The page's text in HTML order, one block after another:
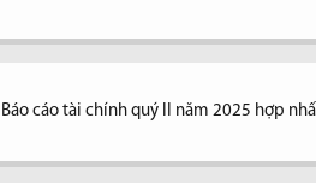
Báo cáo tài chính quý II năm 2025 hợp